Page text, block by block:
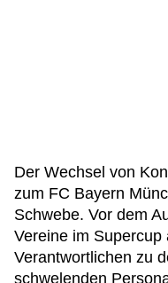
Der Wechsel von
zum FC Bayern
Schwebe. Vor dem
Vereine im
Verantwortlichen zu
schwelenden